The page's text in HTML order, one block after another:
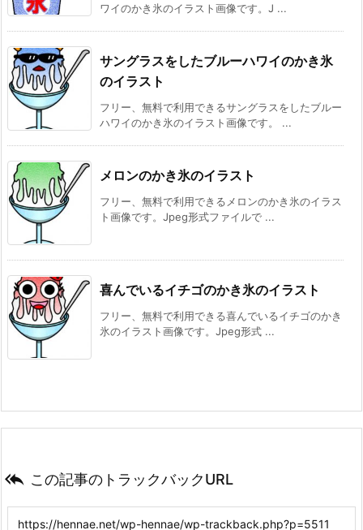
ワイのかき氷のイラスト画像です。J ...
サングラスをしたブルーハワイのかき氷
のイラスト
フリー、無料で利用できるサングラスをしたブルー
ハワイのかき氷のイラスト画像です。 ...
メロンのかき氷のイラスト
フリー、無料で利用できるメロンのかき氷のイラス
ト画像です。Jpeg形式ファイルで ...
喜んでいるイチゴのかき氷のイラスト
フリー、無料で利用できる喜んでいるイチゴのかき
氷のイラスト画像です。Jpeg形式 ...
 この記事のトラックバックURL